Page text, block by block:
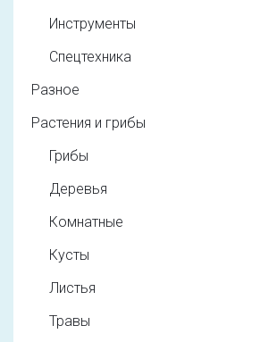
Инструменты
Спецтехника
Разное
Растения и грибы
Грибы
Деревья
Комнатные
Кусты
Листья
Травы